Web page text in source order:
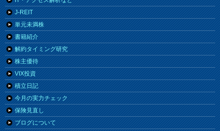
J-REIT
単元未満株
書籍紹介
解約タイミング研究
株主優待
VIX投資
積立日記
今月の実力チェック
保険見直し
ブログについて